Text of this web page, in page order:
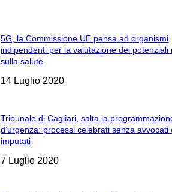
5G, la Commissione UE pensa ad organismi
indipendenti per la valutazione dei potenziali
sulla salute
14 Luglio 2020
Tribunale di Cagliari, salta la
d’urgenza: processi celebrati senza avvocati
imputati
7 Luglio 2020